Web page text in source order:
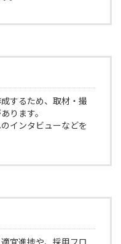
するため、取材・撮
ります。
インタビューなどを
宜進捗や、採用フロ